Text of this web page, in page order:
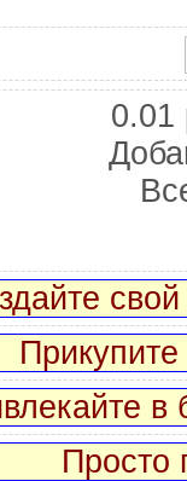
0.01
в
Просто